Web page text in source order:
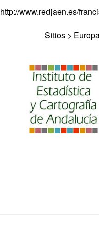
http://www.redjaen.es/
Sitios >